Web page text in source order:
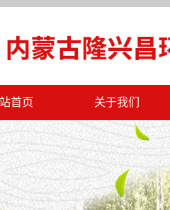
首页 关于我们
公司简介
公司文化
公司资质